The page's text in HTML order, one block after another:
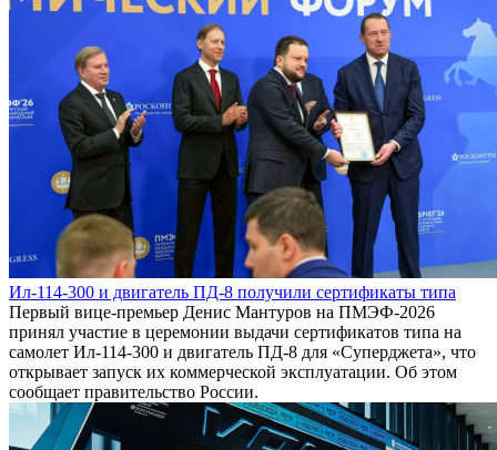
Ил-114-300 и двигатель ПД-8 получили сертификаты типа
Первый вице-премьер Денис Мантуров на ПМЭФ-2026
принял участие в церемонии выдачи сертификатов типа на
самолет Ил-114-300 и двигатель ПД-8 для «Суперджета», что
открывает запуск их коммерческой эксплуатации. Об этом
сообщает правительство России.